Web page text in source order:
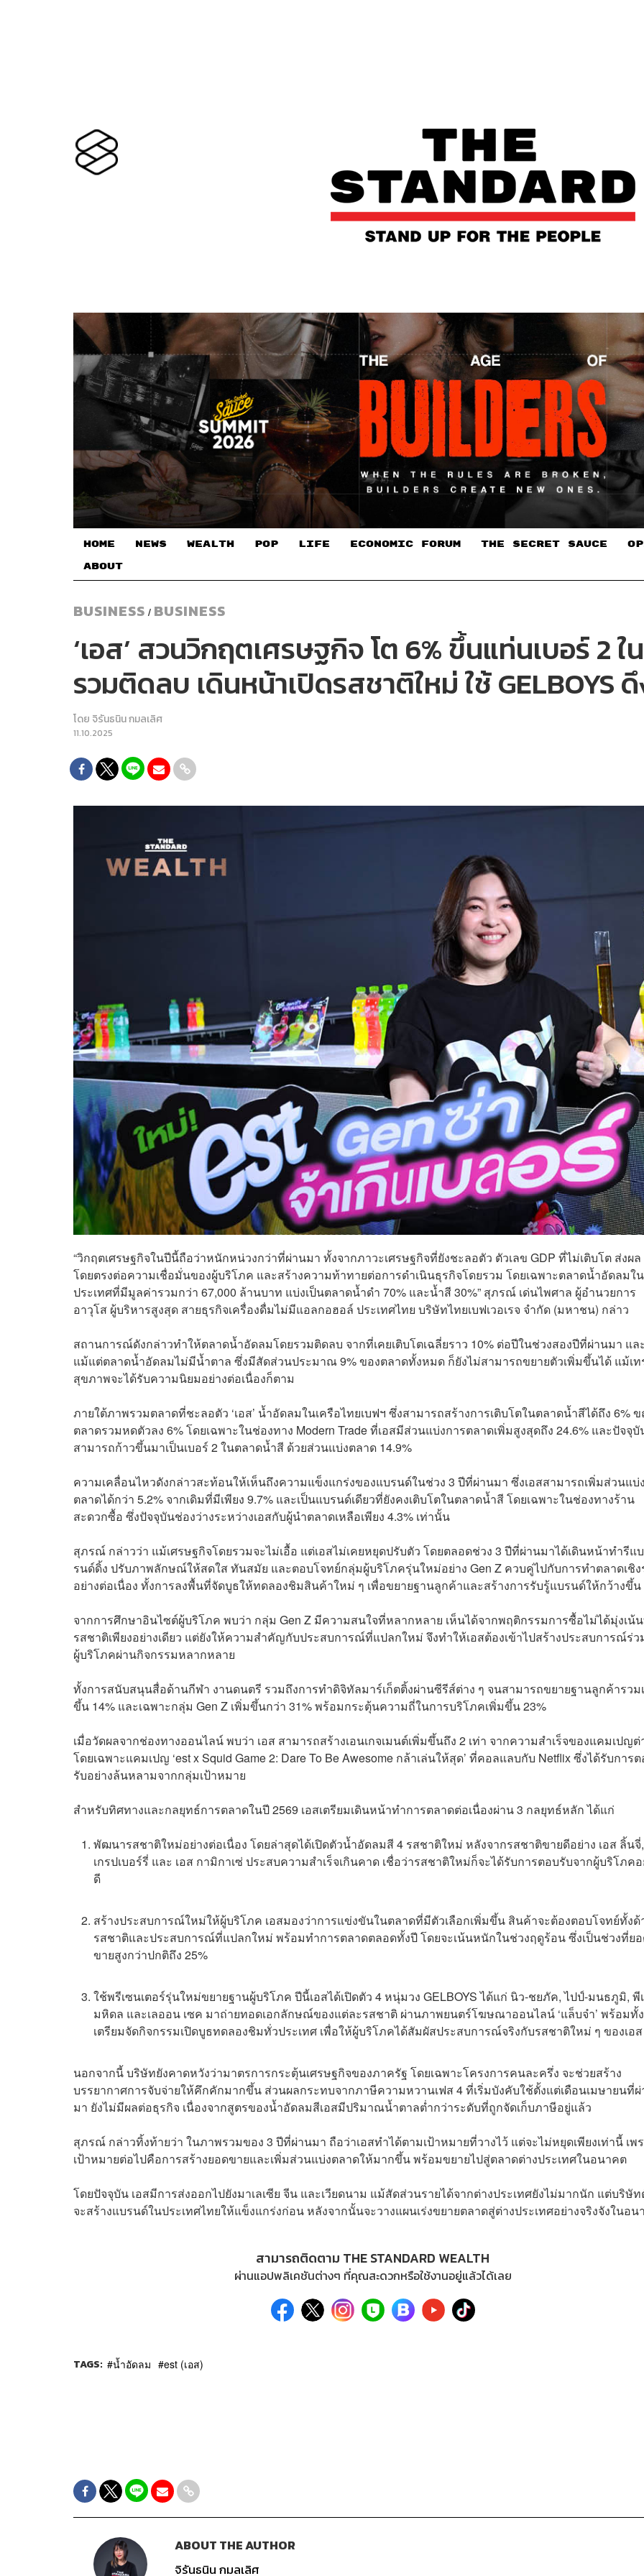
HOME NEWS WEALTH POP LIFE ECONOMIC FORUM THE SECRET SAUCE​
ABOUT
BUSINESS / BUSINESS
‘เอส’ สวนวิกฤตเศรษฐกิจ โต 6% ขึ้นแท่นเบอร์ 2
รวมติดลบ เดินหน้าเปิดรสชาติใหม่ ใช้ GELBOYS
โดย จิรันธนิน กมลเลิศ
11.10.2025
“วิกฤตเศรษฐกิจในปีนี้ถือว่าหนักหน่วงกว่าที่ผ่านมา ทั้งจากภาวะเศรษฐกิจที่ยังชะลอตัว ตัวเลข GDP ที่ไม่เติบโต ส่งผล
โดยตรงต่อความเชื่อมั่นของผู้บริโภค และสร้างความท้าทายต่อการดำเนินธุรกิจโดยรวม โดยเฉพาะตลาดน้ำอัดลมใน
ประเทศที่มีมูลค่ารวมกว่า 67,000 ล้านบาท แบ่งเป็นตลาดน้ำดำ 70% และน้ำสี 30%” สุภรณ์ เด่นไพศาล ผู้อำนวยการ
อาวุโส ผู้บริหารสูงสุด สายธุรกิจเครื่องดื่มไม่มีแอลกอฮอล์ ประเทศไทย บริษัทไทยเบฟเวอเรจ จำกัด (มหาชน) กล่าว
สถานการณ์ดังกล่าวทำให้ตลาดน้ำอัดลมโดยรวมติดลบ จากที่เคยเติบโตเฉลี่ยราว 10% ต่อปีในช่วงสองปีที่ผ่านมา และ
แม้แต่ตลาดน้ำอัดลมไม่มีน้ำตาล ซึ่งมีสัดส่วนประมาณ 9% ของตลาดทั้งหมด ก็ยังไม่สามารถขยายตัวเพิ่มขึ้นได้ แม้เ
สุขภาพจะได้รับความนิยมอย่างต่อเนื่องก็ตาม
ภายใต้ภาพรวมตลาดที่ชะลอตัว ‘เอส’ น้ำอัดลมในเครือไทยเบฟฯ ซึ่งสามารถสร้างการเติบโตในตลาดน้ำสีได้ถึง 6%
ตลาดรวมหดตัวลง 6% โดยเฉพาะในช่องทาง Modern Trade ที่เอสมีส่วนแบ่งการตลาดเพิ่มสูงสุดถึง 24.6% และปัจจุบั
สามารถก้าวขึ้นมาเป็นเบอร์ 2 ในตลาดน้ำสี ด้วยส่วนแบ่งตลาด 14.9%
ความเคลื่อนไหวดังกล่าวสะท้อนให้เห็นถึงความแข็งแกร่งของแบรนด์ในช่วง 3 ปีที่ผ่านมา ซึ่งเอสสามารถเพิ่มส่วนแบ่ง
ตลาดได้กว่า 5.2% จากเดิมที่มีเพียง 9.7% และเป็นแบรนด์เดียวที่ยังคงเติบโตในตลาดน้ำสี โดยเฉพาะในช่องทางร้าน
สะดวกซื้อ ซึ่งปัจจุบันช่องว่างระหว่างเอสกับผู้นำตลาดเหลือเพียง 4.3% เท่านั้น
สุภรณ์ กล่าวว่า แม้เศรษฐกิจโดยรวมจะไม่เอื้อ แต่เอสไม่เคยหยุดปรับตัว โดยตลอดช่วง 3 ปีที่ผ่านมาได้เดินหน้าทำรีแบ
รนด์ดิ้ง ปรับภาพลักษณ์ให้สดใส ทันสมัย และตอบโจทย์กลุ่มผู้บริโภครุ่นใหม่อย่าง Gen Z ควบคู่ไปกับการทำตลาดเชิง
อย่างต่อเนื่อง ทั้งการลงพื้นที่จัดบูธให้ทดลองชิมสินค้าใหม่ ๆ เพื่อขยายฐานลูกค้าและสร้างการรับรู้แบรนด์ให้กว้างขึ้น
จากการศึกษาอินไซต์ผู้บริโภค พบว่า กลุ่ม Gen Z มีความสนใจที่หลากหลาย เห็นได้จากพฤติกรรมการซื้อไม่ได้มุ่งเน้
รสชาติเพียงอย่างเดียว แต่ยังให้ความสำคัญกับประสบการณ์ที่แปลกใหม่ จึงทำให้เอสต้องเข้าไปสร้างประสบการณ์ร่ว
ผู้บริโภคผ่านกิจกรรมหลากหลาย
ทั้งการสนับสนุนสื่อด้านกีฬา งานดนตรี รวมถึงการทำดิจิทัลมาร์เก็ตติ้งผ่านซีรีส์ต่าง ๆ จนสามารถขยายฐานลูกค้ารวม
ขึ้น 14% และเฉพาะกลุ่ม Gen Z เพิ่มขึ้นกว่า 31% พร้อมกระตุ้นความถี่ในการบริโภคเพิ่มขึ้น 23%
เมื่อวัดผลจากช่องทางออนไลน์ พบว่า เอส สามารถสร้างเอนเกจเมนต์เพิ่มขึ้นถึง 2 เท่า จากความสำเร็จของแคมเปญต่
โดยเฉพาะแคมเปญ ‘est x Squid Game 2: Dare To Be Awesome กล้าเล่นให้สุด’ ที่คอลแลบกับ Netflix ซึ่งได้รับการ
รับอย่างล้นหลามจากกลุ่มเป้าหมาย
สำหรับทิศทางและกลยุทธ์การตลาดในปี 2569 เอสเตรียมเดินหน้าทำการตลาดต่อเนื่องผ่าน 3 กลยุทธ์หลัก ได้แก่
พัฒนารสชาติใหม่อย่างต่อเนื่อง โดยล่าสุดได้เปิดตัวน้ำอัดลมสี 4 รสชาติใหม่ หลังจากรสชาติขายดีอย่าง เอส ลิ้นจี่
เกรปเบอร์รี่ และ เอส กามิกาเซ่ ประสบความสำเร็จเกินคาด เชื่อว่ารสชาติใหม่ก็จะได้รับการตอบรับจากผู้บริโภคอ
ดี
สร้างประสบการณ์ใหม่ให้ผู้บริโภค เอสมองว่าการแข่งขันในตลาดที่มีตัวเลือกเพิ่มขึ้น สินค้าจะต้องตอบโจทย์ทั้งด้
รสชาติและประสบการณ์ที่แปลกใหม่ พร้อมทำการตลาดตลอดทั้งปี โดยจะเน้นหนักในช่วงฤดูร้อน ซึ่งเป็นช่วงที่ย
ขายสูงกว่าปกติถึง 25%
ใช้พรีเซนเตอร์รุ่นใหม่ขยายฐานผู้บริโภค ปีนี้เอสได้เปิดตัว 4 หนุ่มวง GELBOYS ได้แก่ นิว-ชยภัค, ไปป์-มนธภูมิ, พี
มหิดล และเลออน เซค มาถ่ายทอดเอกลักษณ์ของแต่ละรสชาติ ผ่านภาพยนตร์โฆษณาออนไลน์ ‘แล็บจ๋า’ พร้อมทั้ง
เตรียมจัดกิจกรรมเปิดบูธทดลองชิมทั่วประเทศ เพื่อให้ผู้บริโภคได้สัมผัสประสบการณ์จริงกับรสชาติใหม่ ๆ ของเอส
นอกจากนี้ บริษัทยังคาดหวังว่ามาตรการกระตุ้นเศรษฐกิจของภาครัฐ โดยเฉพาะโครงการคนละครึ่ง จะช่วยสร้าง
บรรยากาศการจับจ่ายให้คึกคักมากขึ้น ส่วนผลกระทบจากภาษีความหวานเฟส 4 ที่เริ่มบังคับใช้ตั้งแต่เดือนเมษายนที่
มา ยังไม่มีผลต่อธุรกิจ เนื่องจากสูตรของน้ำอัดลมสีเอสมีปริมาณน้ำตาลต่ำกว่าระดับที่ถูกจัดเก็บภาษีอยู่แล้ว
สุภรณ์ กล่าวทิ้งท้ายว่า ในภาพรวมของ 3 ปีที่ผ่านมา ถือว่าเอสทำได้ตามเป้าหมายที่วางไว้ แต่จะไม่หยุดเพียงเท่านี้ เพ
เป้าหมายต่อไปคือการสร้างยอดขายและเพิ่มส่วนแบ่งตลาดให้มากขึ้น พร้อมขยายไปสู่ตลาดต่างประเทศในอนาคต
โดยปัจจุบัน เอสมีการส่งออกไปยังมาเลเซีย จีน และเวียดนาม แม้สัดส่วนรายได้จากต่างประเทศยังไม่มากนัก แต่บริษัท
จะสร้างแบรนด์ในประเทศไทยให้แข็งแกร่งก่อน หลังจากนั้นจะวางแผนเร่งขยายตลาดสู่ต่างประเทศอย่างจริงจังในอน
สามารถติดตาม THE STANDARD WEALTH
ผ่านแอปพลิเคชันต่างๆ ที่คุณสะดวกหรือใช้งานอยู่แล้วได้เลย
TAGS: น้ำอัดลม est (เอส)
ABOUT THE AUTHOR
จิรันธนิน กมลเลิศ